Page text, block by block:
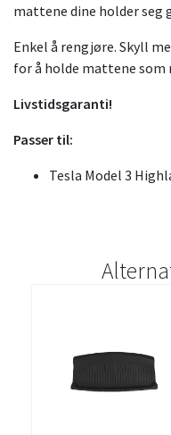
mattene dine holder seg
Enkel å rengjøre. Skyll
for å holde mattene som
Livstidsgaranti!
Passer til:
Tesla Model 3